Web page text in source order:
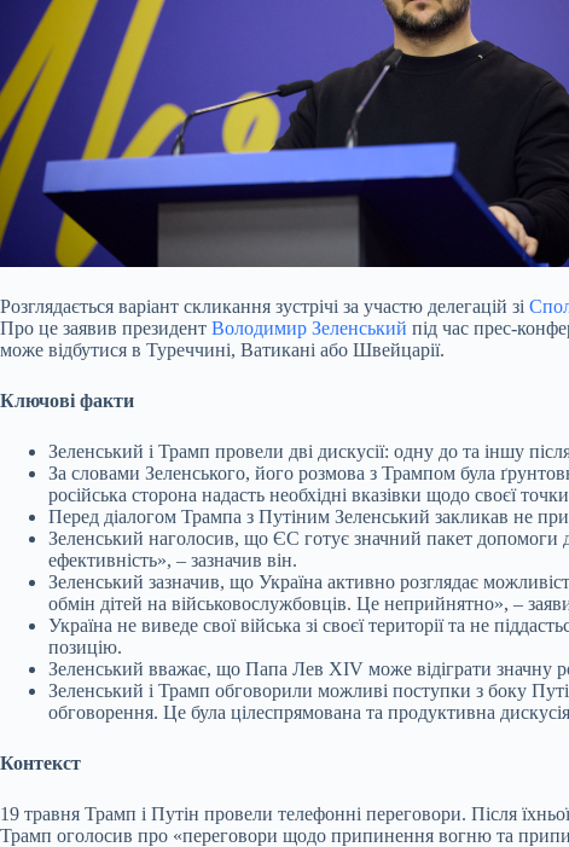
Розглядається варіант скликання зустрічі за участю делегацій зі
Про це заявив президент Володимир Зеленський під час прес-
може відбутися в Туреччині, Ватикані або Швейцарії.
Ключові факти
Зеленський і Трамп провели дві дискусії: одну до та іншу
За словами Зеленського, його розмова з Трампом була
російська сторона надасть необхідні вказівки щодо своєї
Перед діалогом Трампа з Путіним Зеленський закликав не
Зеленський наголосив, що ЄС готує значний пакет
ефективність», – зазначив він.
Зеленський зазначив, що Україна активно розглядає
обмін дітей на військовослужбовців. Це неприйнятно», –
Україна не виведе свої війська зі своєї території та не
позицію.
Зеленський вважає, що Папа Лев XIV може відіграти значну
Зеленський і Трамп обговорили можливі поступки з боку
обговорення. Це була цілеспрямована та продуктивна
Контекст
19 травня Трамп і Путін провели телефонні переговори. Після
Трамп оголосив про «переговори щодо припинення вогню та